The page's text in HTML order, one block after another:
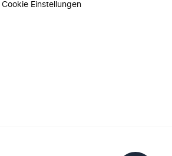
Cookie Einstellungen